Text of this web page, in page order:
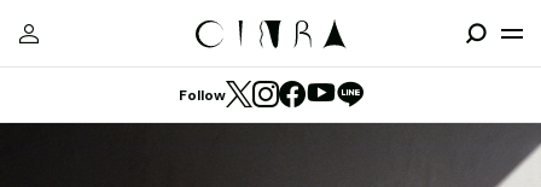
Follow